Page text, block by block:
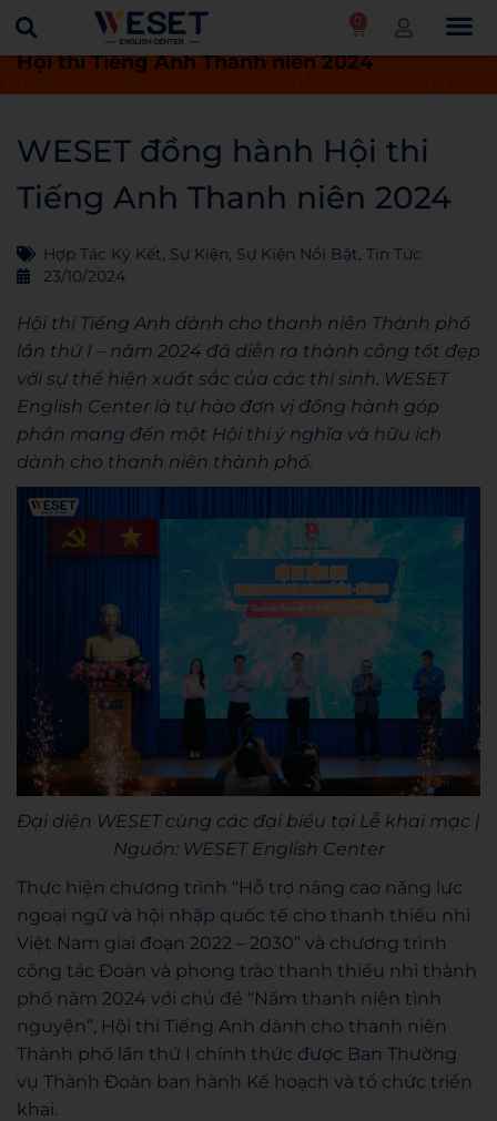
0
Trang chủ Tin tức
WESET đồng hành
Hội thi Tiếng Anh Thanh niên 2024
WESET đồng hành Hội thi
Tiếng Anh Thanh niên 2024
Hợp Tác Ký Kết, Sự Kiện, Sự Kiện Nổi Bật, Tin Tức
23/10/2024
Hội thi Tiếng Anh dành cho thanh niên Thành phố
lần thứ I – năm 2024 đã diễn ra thành công tốt đẹp
với sự thể hiện xuất sắc của các thí sinh. WESET
English Center là tự hào đơn vị đồng hành góp
phần mang đến một Hội thi ý nghĩa và hữu ích
dành cho thanh niên thành phố.
Đại diện WESET cùng các đại biểu tại Lễ khai mạc |
Nguồn: WESET English Center
Thực hiện chương trình “Hỗ trợ nâng cao năng lực
ngoại ngữ và hội nhập quốc tế cho thanh thiếu nhi
Việt Nam giai đoạn 2022 – 2030” và chương trình
công tác Đoàn và phong trào thanh thiếu nhi thành
phố năm 2024 với chủ đề “Năm thanh niên tình
nguyện”, Hội thi Tiếng Anh dành cho thanh niên
Thành phố lần thứ I chính thức được Ban Thường
vụ Thành Đoàn ban hành Kế hoạch và tổ chức triển
khai.